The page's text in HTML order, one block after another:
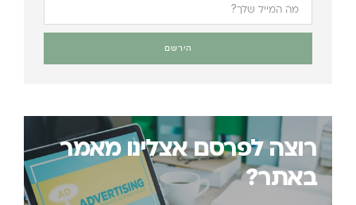
הירשם
רוצה לפרסם אצלינו מאמר
באתר?